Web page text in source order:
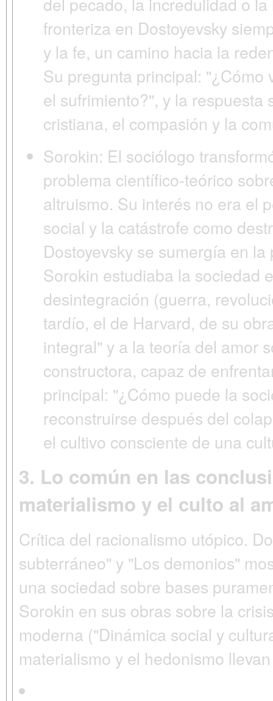
fronteriza en Dostoyevsky
y la fe, un camino hacia la
Su pregunta principal: "¿Cómo
el sufrimiento?", y la respuesta
cristiana, el compasión y la
Sorokin: El sociólogo
problema científico-teórico
altruismo. Su interés no era el
social y la catástrofe como
Dostoyevsky se sumergía en
Sorokin estudiaba la sociedad
desintegración (guerra,
tardío, el de Harvard, de su
integral" y a la teoría del amor
constructora, capaz de
principal: "¿Cómo puede la
reconstruirse después del
el cultivo consciente de una
3. Lo común en las
materialismo y el culto al
Crítica del racionalismo utópico.
subterráneo" y "Los demonios"
una sociedad sobre bases
Sorokin en sus obras sobre la
moderna ("Dinámica social y
materialismo y el hedonismo